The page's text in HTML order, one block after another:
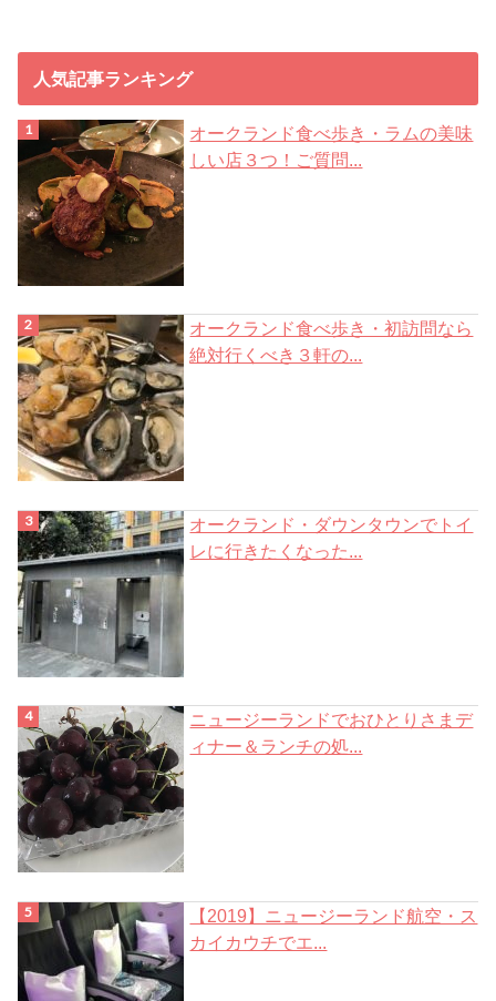
人気記事ランキング
オークランド食べ歩き・ラムの美味
しい店３つ！ご質問...
オークランド食べ歩き・初訪問なら
絶対行くべき３軒の...
オークランド・ダウンタウンでトイ
レに行きたくなった...
ニュージーランドでおひとりさまデ
ィナー＆ランチの処...
【2019】ニュージーランド航空・ス
カイカウチでエ...